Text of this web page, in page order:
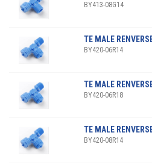
BY413-08G14
TE MALE
BY420-06R14
TE MALE
BY420-06R18
TE MALE
BY420-08R14